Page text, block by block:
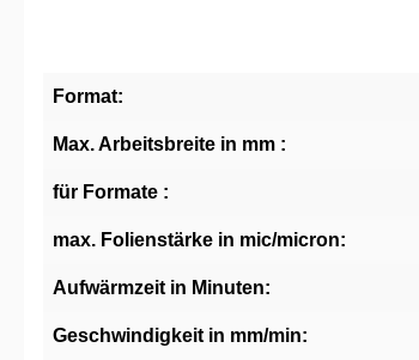
Format:
Max. Arbeitsbreite in mm :
für Formate :
max. Folienstärke in mic/micron:
Aufwärmzeit in Minuten:
Geschwindigkeit in mm/min: